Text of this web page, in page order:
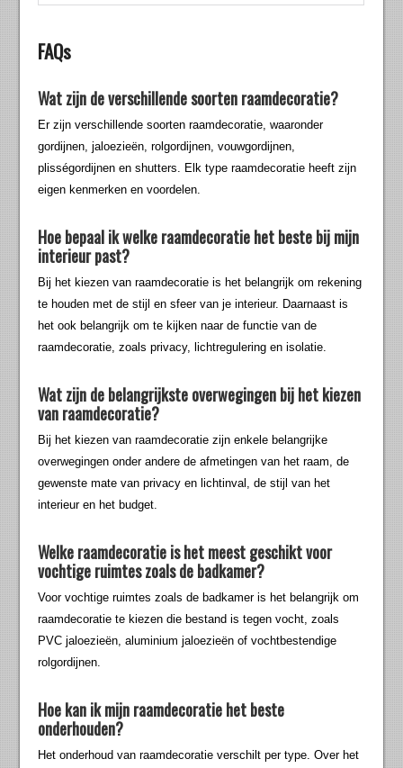
FAQs
Wat zijn de verschillende soorten raamdecoratie?
Er zijn verschillende soorten raamdecoratie, waaronder
gordijnen, jaloezieën, rolgordijnen, vouwgordijnen,
plisségordijnen en shutters. Elk type raamdecoratie heeft zijn
eigen kenmerken en voordelen.
Hoe bepaal ik welke raamdecoratie het beste bij mijn
interieur past?
Bij het kiezen van raamdecoratie is het belangrijk om rekening
te houden met de stijl en sfeer van je interieur. Daarnaast is
het ook belangrijk om te kijken naar de functie van de
raamdecoratie, zoals privacy, lichtregulering en isolatie.
Wat zijn de belangrijkste overwegingen bij het kiezen
van raamdecoratie?
Bij het kiezen van raamdecoratie zijn enkele belangrijke
overwegingen onder andere de afmetingen van het raam, de
gewenste mate van privacy en lichtinval, de stijl van het
interieur en het budget.
Welke raamdecoratie is het meest geschikt voor
vochtige ruimtes zoals de badkamer?
Voor vochtige ruimtes zoals de badkamer is het belangrijk om
raamdecoratie te kiezen die bestand is tegen vocht, zoals
PVC jaloezieën, aluminium jaloezieën of vochtbestendige
rolgordijnen.
Hoe kan ik mijn raamdecoratie het beste
onderhouden?
Het onderhoud van raamdecoratie verschilt per type. Over het